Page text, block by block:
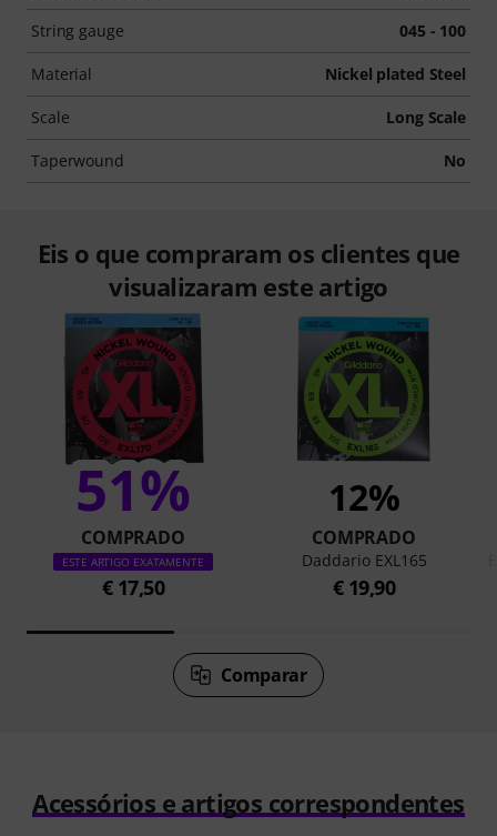
String gauge 045 - 100
Material Nickel plated Steel
Scale Long Scale
Taperwound No
Eis o que compraram os clientes que
visualizaram este artigo
51%
COMPRADO
ESTE ARTIGO EXATAMENTE
€ 17,50
12%
COMPRADO
Daddario EXL165
€ 19,90
Comparar
Acessórios e artigos correspondentes